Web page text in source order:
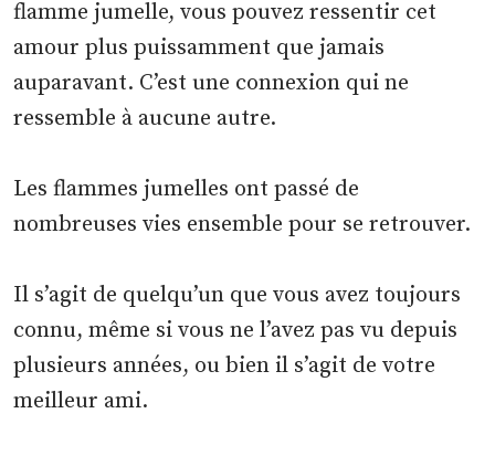
flamme jumelle, vous pouvez ressentir cet
amour plus puissamment que jamais
auparavant. C’est une connexion qui ne
ressemble à aucune autre.
Les flammes jumelles ont passé de
nombreuses vies ensemble pour se retrouver.
Il s’agit de quelqu’un que vous avez toujours
connu, même si vous ne l’avez pas vu depuis
plusieurs années, ou bien il s’agit de votre
meilleur ami.